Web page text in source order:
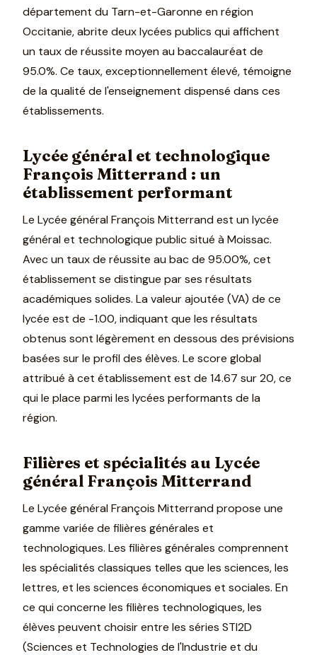
département du Tarn-et-Garonne en région
Occitanie, abrite deux lycées publics qui affichent
un taux de réussite moyen au baccalauréat de
95.0%. Ce taux, exceptionnellement élevé, témoigne
de la qualité de l'enseignement dispensé dans ces
établissements.
Lycée général et technologique
François Mitterrand : un
établissement performant
Le Lycée général François Mitterrand est un lycée
général et technologique public situé à Moissac.
Avec un taux de réussite au bac de 95.00%, cet
établissement se distingue par ses résultats
académiques solides. La valeur ajoutée (VA) de ce
lycée est de -1.00, indiquant que les résultats
obtenus sont légèrement en dessous des prévisions
basées sur le profil des élèves. Le score global
attribué à cet établissement est de 14.67 sur 20, ce
qui le place parmi les lycées performants de la
région.
Filières et spécialités au Lycée
général François Mitterrand
Le Lycée général François Mitterrand propose une
gamme variée de filières générales et
technologiques. Les filières générales comprennent
les spécialités classiques telles que les sciences, les
lettres, et les sciences économiques et sociales. En
ce qui concerne les filières technologiques, les
élèves peuvent choisir entre les séries STI2D
(Sciences et Technologies de l'Industrie et du